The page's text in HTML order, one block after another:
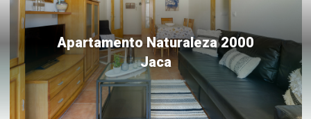
Apartamento Naturaleza 2000
Jaca